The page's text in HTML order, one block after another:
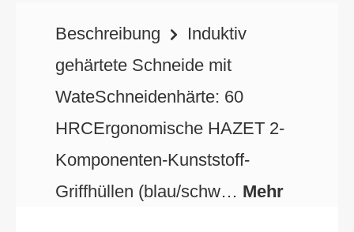
Beschreibung
Induktiv
gehärtete Schneide mit
WateSchneidenhärte: 60
HRCErgonomische HAZET 2-
Komponenten-Kunststoff-
Griffhüllen (blau/schw… Mehr